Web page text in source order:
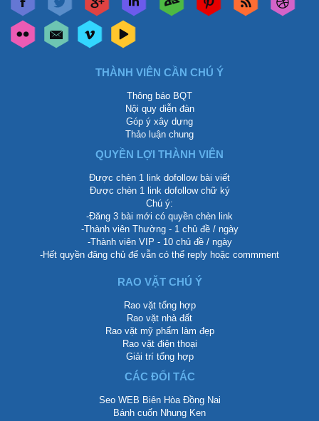
THÀNH VIÊN CẦN CHÚ Ý
Thông báo BQT
Nội quy diễn đàn
Góp ý xây dựng
Thảo luận chung
QUYỀN LỢI THÀNH VIÊN
Được chèn 1 link dofollow bài viết
Được chèn 1 link dofollow chữ ký
Chú ý:
-Đăng 3 bài mới có quyền chèn link
-Thành viên Thường - 1 chủ đề / ngày
-Thành viên VIP - 10 chủ đề / ngày
-Hết quyền đăng chủ để vẫn có thể reply hoặc commment
RAO VẶT CHÚ Ý
Rao vặt tổng hợp
Rao vặt nhà đất
Rao vặt mỹ phẩm làm đẹp
Rao vặt điện thoại
Giải trí tổng hợp
CÁC ĐỐI TÁC
Seo WEB Biên Hòa Đồng Nai
Bánh cuốn Nhung Ken